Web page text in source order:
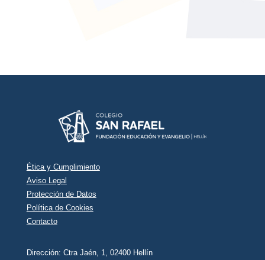
Ética y Cumplimiento
Aviso Legal
Protección de Datos
Política de Cookies
Contacto
Dirección: Ctra Jaén, 1, 02400 Hellín